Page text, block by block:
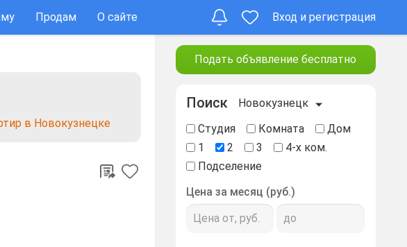
Продам О сайте Вход и регистрация
в Новокузнецке
Подать объявление бесплатно
Поиск
Новокузнецк
Студия
Комната
Дом
1
2 3
4-х ком.
Подселение
Цена за месяц (руб.)